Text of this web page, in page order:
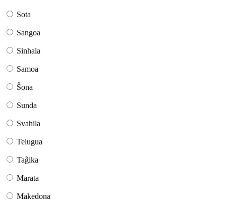
Sota
Sangoa
Sinhala
Samoa
Ŝona
Sunda
Svahila
Telugua
Taĝika
Marata
Makedona